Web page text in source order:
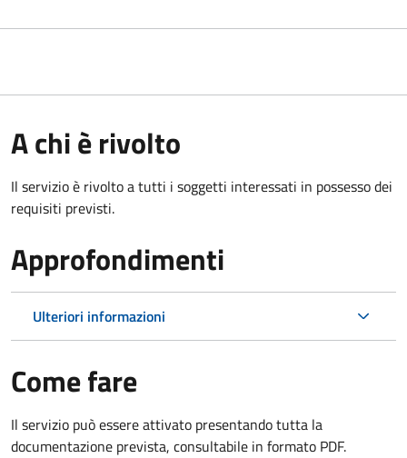
A chi è rivolto
Il servizio è rivolto a tutti i soggetti interessati in possesso dei
requisiti previsti.
Approfondimenti
Ulteriori informazioni
Come fare
Il servizio può essere attivato presentando tutta la
documentazione prevista, consultabile in formato PDF.